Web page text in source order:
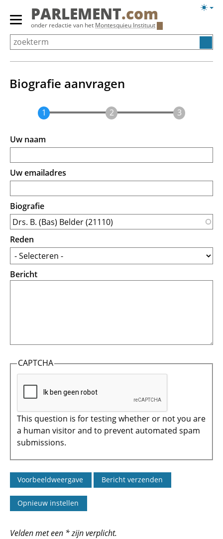
Overslaan
Primair
menu
tonen/verbergen
PARLEMENT.com
onder redactie van het Montesquieu Instituut
Biografie aanvragen
Uw naam
Uw emailadres
Biografie
Reden
Bericht
CAPTCHA
This question is for testing whether or not you are
a human visitor and to prevent automated spam
submissions.
Velden met een * zijn verplicht.